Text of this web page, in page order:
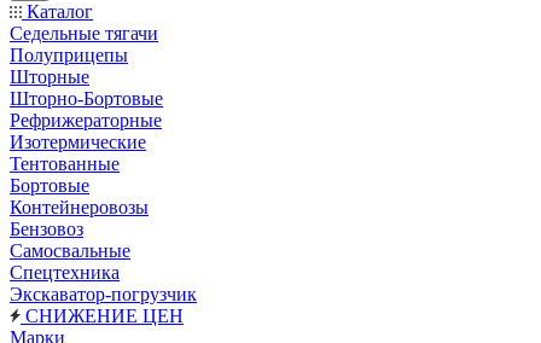
Каталог
Седельные тягачи
Полуприцепы
Шторные
Шторно-Бортовые
Рефрижераторные
Изотермические
Тентованные
Бортовые
Контейнеровозы
Бензовоз
Самосвальные
Спецтехника
Экскаватор-погрузчик
СНИЖЕНИЕ ЦЕН
Марки